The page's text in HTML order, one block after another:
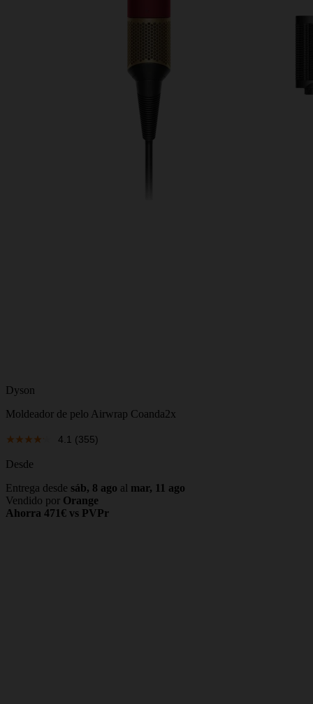
Dyson
Moldeador de pelo Airwrap Coanda2x
4.1 (355)
Desde
Entrega desde sáb, 8 ago al mar, 11 ago
Vendido por Orange
Ahorra 471€ vs PVPr